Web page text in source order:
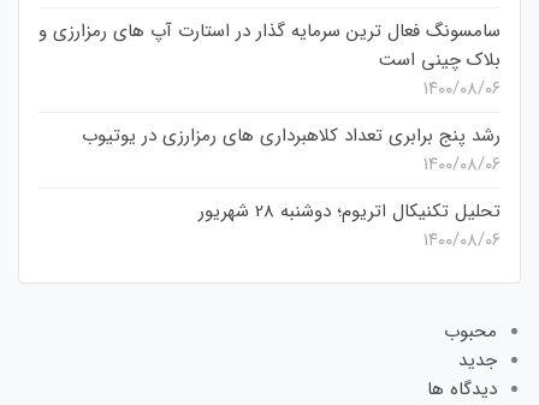
سامسونگ فعال‌ ترین سرمایه‌ گذار در استارت‌ آپ‌ های رمزارزی و
بلاک چینی است
۱۴۰۰/۰۸/۰۶
رشد پنج برابری تعداد کلاهبرداری های رمزارزی در یوتیوب
۱۴۰۰/۰۸/۰۶
تحلیل تکنیکال اتریوم؛ دوشنبه 28 شهریور
۱۴۰۰/۰۸/۰۶
محبوب
جدید
دیدگاه ها